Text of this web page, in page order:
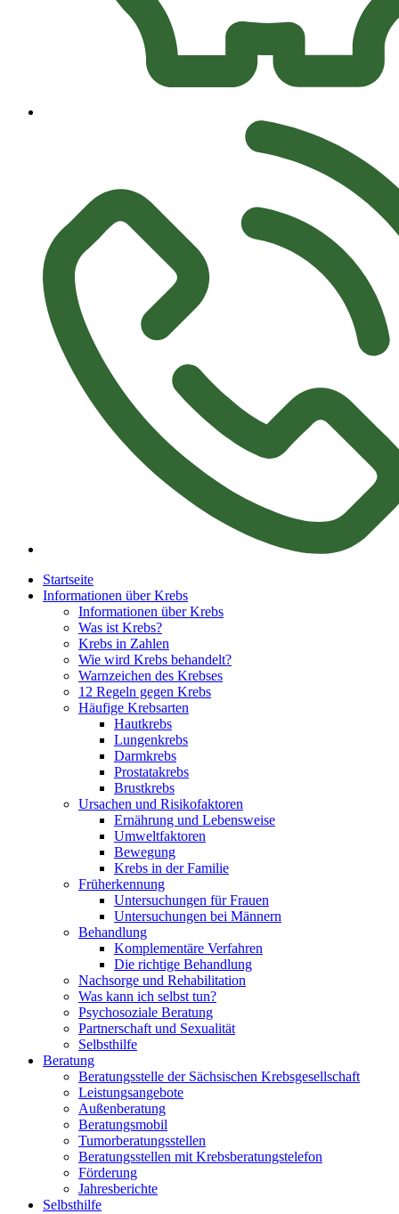
Startseite
Informationen über Krebs
Informationen über Krebs
Was ist Krebs?
Krebs in Zahlen
Wie wird Krebs behandelt?
Warnzeichen des Krebses
12 Regeln gegen Krebs
Häufige Krebsarten
Hautkrebs
Lungenkrebs
Darmkrebs
Prostatakrebs
Brustkrebs
Ursachen und Risikofaktoren
Ernährung und Lebensweise
Umweltfaktoren
Bewegung
Krebs in der Familie
Früherkennung
Untersuchungen für Frauen
Untersuchungen bei Männern
Behandlung
Komplementäre Verfahren
Die richtige Behandlung
Nachsorge und Rehabilitation
Was kann ich selbst tun?
Psychosoziale Beratung
Partnerschaft und Sexualität
Selbsthilfe
Beratung
Beratungsstelle der Sächsischen Krebsgesellschaft
Leistungsangebote
Außenberatung
Beratungsmobil
Tumorberatungsstellen
Beratungsstellen mit Krebsberatungstelefon
Förderung
Jahresberichte
Selbsthilfe